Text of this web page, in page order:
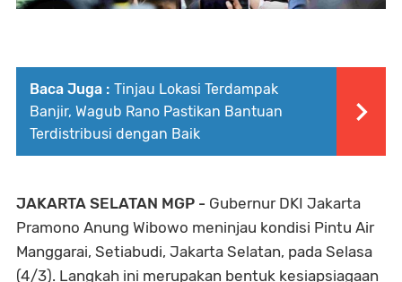
Baca Juga : Tinjau Lokasi Terdampak
Banjir, Wagub Rano Pastikan Bantuan
Terdistribusi dengan Baik
JAKARTA SELATAN MGP - Gubernur DKI Jakarta
Pramono Anung Wibowo meninjau kondisi Pintu Air
Manggarai, Setiabudi, Jakarta Selatan, pada Selasa
(4/3). Langkah ini merupakan bentuk kesiapsiagaan